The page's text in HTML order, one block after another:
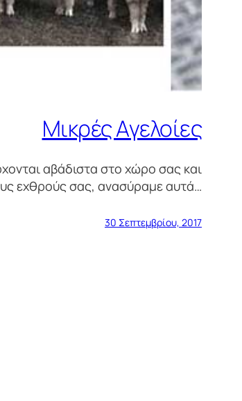
Μικρές Αγελοίες
αβάδιστα στο χώρο σας και
εχθρούς σας, ανασύραμε αυτά…
30 Σεπτεμβρίου, 2017